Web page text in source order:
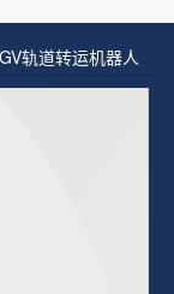
轨道转运机器人